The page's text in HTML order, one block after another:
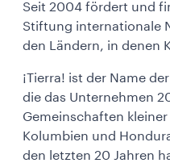
Seit 2004 fördert und
Stiftung internationale
den Ländern, in denen
¡Tierra! ist der Name der
die das Unternehmen
Gemeinschaften
Kolumbien und
den letzten 20 Jahren